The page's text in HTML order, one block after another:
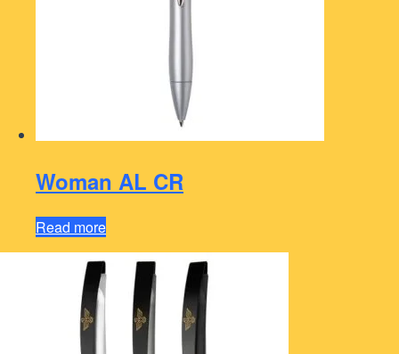
Woman AL CR
Read more